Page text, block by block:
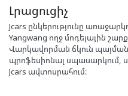
Լրացուցիչ
Jcars ընկերությունը
Yangwang ողջ մոդելային
Վարկավորման ճկուն
պրոֆեսիոնալ սպասարկում,
Jcars ավտոսրահում։